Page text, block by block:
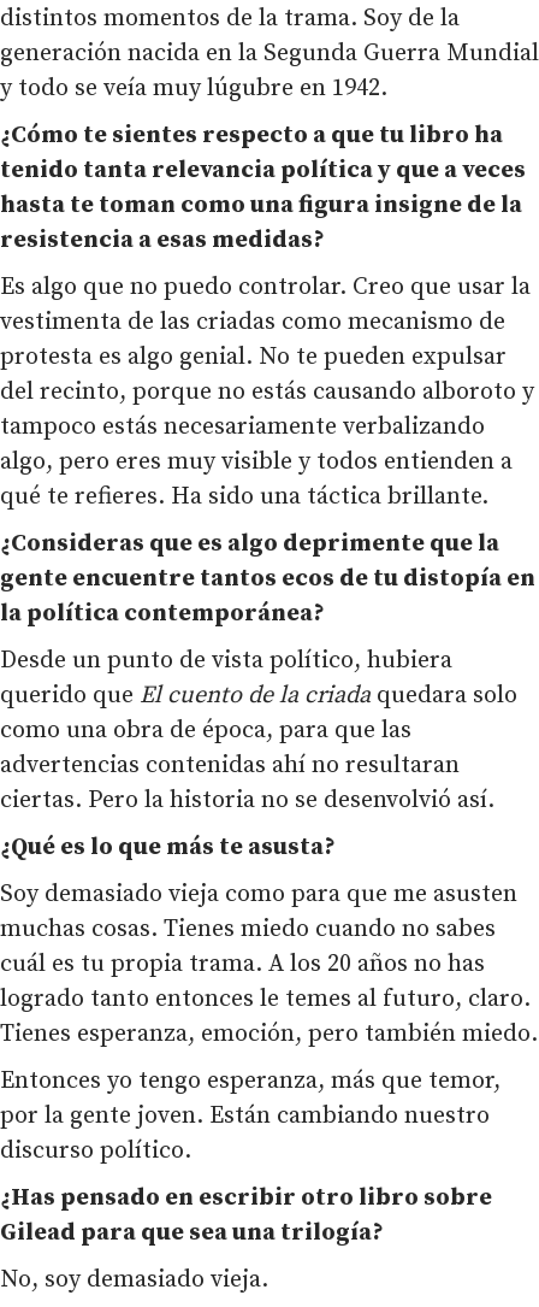
distintos momentos de la trama. Soy de la
generación nacida en la Segunda Guerra Mundial
y todo se veía muy lúgubre en 1942.
¿Cómo te sientes respecto a que tu libro ha
tenido tanta relevancia política y que a veces
hasta te toman como una figura insigne de la
resistencia a esas medidas?
Es algo que no puedo controlar. Creo que usar la
vestimenta de las criadas como mecanismo de
protesta es algo genial. No te pueden expulsar
del recinto, porque no estás causando alboroto y
tampoco estás necesariamente verbalizando
algo, pero eres muy visible y todos entienden a
qué te refieres. Ha sido una táctica brillante.
¿Consideras que es algo deprimente que la
gente encuentre tantos ecos de tu distopía en
la política contemporánea?
Desde un punto de vista político, hubiera
querido que El cuento de la criada quedara solo
como una obra de época, para que las
advertencias contenidas ahí no resultaran
ciertas. Pero la historia no se desenvolvió así.
¿Qué es lo que más te asusta?
Soy demasiado vieja como para que me asusten
muchas cosas. Tienes miedo cuando no sabes
cuál es tu propia trama. A los 20 años no has
logrado tanto entonces le temes al futuro, claro.
Tienes esperanza, emoción, pero también miedo.
Entonces yo tengo esperanza, más que temor,
por la gente joven. Están cambiando nuestro
discurso político.
¿Has pensado en escribir otro libro sobre
Gilead para que sea una trilogía?
No, soy demasiado vieja.